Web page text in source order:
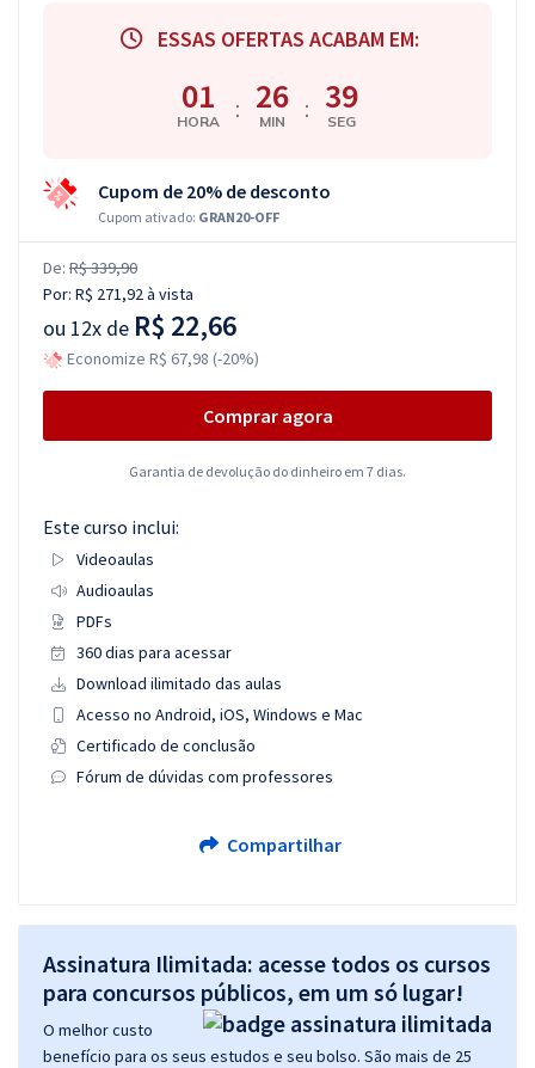
ESSAS OFERTAS ACABAM EM:
01
HORA : 26
MIN : 38
SEG
Cupom de 20% de desconto
Cupom ativado: GRAN20-OFF
De: R$ 339,90
Por: R$ 271,92à vista
ou 12x de R$ 22,66
Economize R$ 67,98 (-20%)
Comprar agora
Garantia de devolução do dinheiro em 7 dias.
Este curso inclui:
Videoaulas
Audioaulas
PDFs
360 dias para acessar
Download ilimitado das aulas
Acesso no Android, iOS, Windows e Mac
Certificado de conclusão
Fórum de dúvidas com professores
Compartilhar
Assinatura Ilimitada: acesse todos os cursos
para concursos públicos, em um só lugar!
O melhor custo
benefício para os seus estudos e seu bolso. São mais de 25